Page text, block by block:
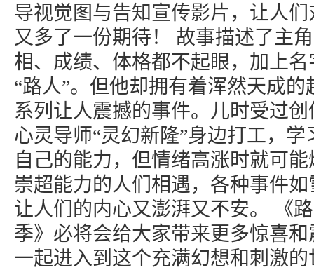
导视觉图与告知宣传影片，让人们
又多了一份期待！ 故事描述了主
相、成绩、体格都不起眼，加上
“路人”。但他却拥有着浑然天成
系列让人震撼的事件。儿时受过
心灵导师“灵幻新隆”身边打工，
自己的能力，但情绪高涨时就可
崇超能力的人们相遇，各种事件
让人们的内心又澎湃又不安。 《
季》必将会给大家带来更多惊喜
一起进入到这个充满幻想和刺激的